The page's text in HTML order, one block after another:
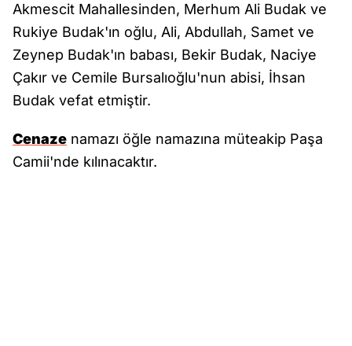
Akmescit Mahallesinden, Merhum Ali Budak ve
Rukiye Budak'ın oğlu, Ali, Abdullah, Samet ve
Zeynep Budak'ın babası, Bekir Budak, Naciye
Çakır ve Cemile Bursalıoğlu'nun abisi, İhsan
Budak vefat etmiştir.
Cenaze namazı öğle namazına müteakip Paşa
Camii'nde kılınacaktır.